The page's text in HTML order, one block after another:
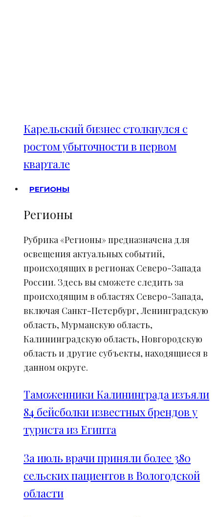
Карельский бизнес столкнулся с
ростом убыточности в первом
квартале
РЕГИОНЫ
Регионы
Рубрика «Регионы» предназначена для
освещения актуальных событий,
происходящих в регионах Северо-Запада
России. Здесь вы сможете следить за
происходящим в областях Северо-Запада,
включая Санкт-Петербург, Ленинградскую
область, Мурманскую область,
Калининградскую область, Новгородскую
область и другие субъекты, находящиеся в
данном округе.
Таможенники Калининграда изъяли
84 бейсболки известных брендов у
туриста из Египта
За июль врачи приняли более 380
сельских пациентов в Вологодской
области